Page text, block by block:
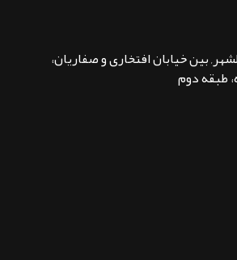
گلشهر, بین خیابان افتخاری و صفاریان،
طبقه دوم